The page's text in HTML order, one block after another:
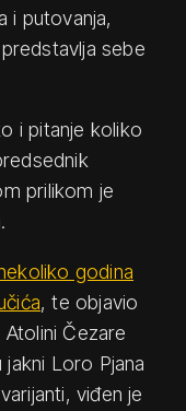
i putovanja,
sebe
i pitanje koliko
prilikom je
godina
, te objavio
Atolini Čezare
Loro Pjana
viđen je